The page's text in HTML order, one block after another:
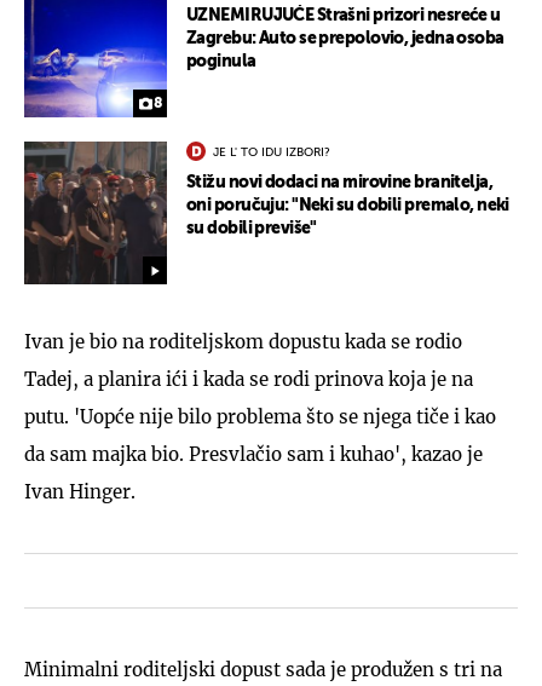
8
UZNEMIRUJUĆE Strašni prizori nesreće u
Zagrebu: Auto se prepolovio, jedna osoba
poginula
JE L' TO IDU IZBORI?
Stižu novi dodaci na mirovine branitelja,
oni poručuju: "Neki su dobili premalo, neki
su dobili previše"
Ivan je bio na roditeljskom dopustu kada se rodio
Tadej, a planira ići i kada se rodi prinova koja je na
putu. 'Uopće nije bilo problema što se njega tiče i kao
da sam majka bio. Presvlačio sam i kuhao', kazao je
Ivan Hinger.
Minimalni roditeljski dopust sada je produžen s tri na